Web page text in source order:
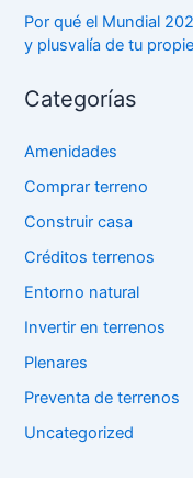
Por qué el Mundial
y plusvalía de tu
Categorías
Amenidades
Comprar terreno
Construir casa
Créditos terrenos
Entorno natural
Invertir en terrenos
Plenares
Preventa de terrenos
Uncategorized